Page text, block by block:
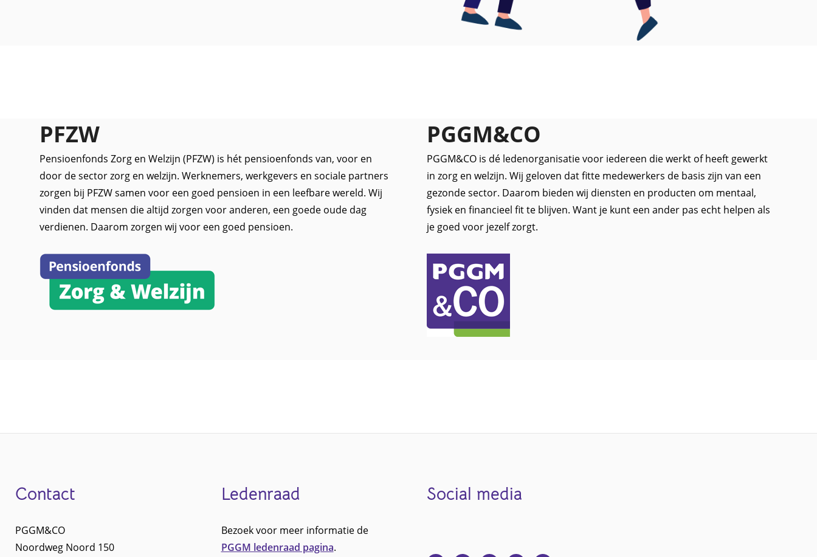
PFZW
Pensioenfonds Zorg en Welzijn (PFZW) is hét pensioenfonds van, voor en
door de sector zorg en welzijn. Werknemers, werkgevers en sociale partners
zorgen bij PFZW samen voor een goed pensioen in een leefbare wereld. Wij
vinden dat mensen die altijd zorgen voor anderen, een goede oude dag
verdienen. Daarom zorgen wij voor een goed pensioen.
PGGM&CO
PGGM&CO is dé ledenorganisatie voor iedereen die werkt of heeft gewerkt
in zorg en welzijn. Wij geloven dat fitte medewerkers de basis zijn van een
gezonde sector. Daarom bieden wij diensten en producten om mentaal,
fysiek en financieel fit te blijven. Want je kunt een ander pas echt helpen als
je goed voor jezelf zorgt.
Footer
Contact
PGGM&CO
Noordweg Noord 150
Ledenraad
Bezoek voor meer informatie de
PGGM ledenraad pagina.
Social media